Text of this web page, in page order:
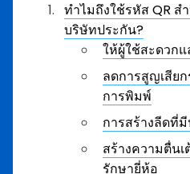
ทำไมถึงใช้รหัส QR ส
บริษัทประกัน?
ให้ผู้ใช้สะดวก
ลดการสูญเสีย
การพิมพ์
การสร้างลีดที่
สร้างความตื่น
รักษายี่ห้อ